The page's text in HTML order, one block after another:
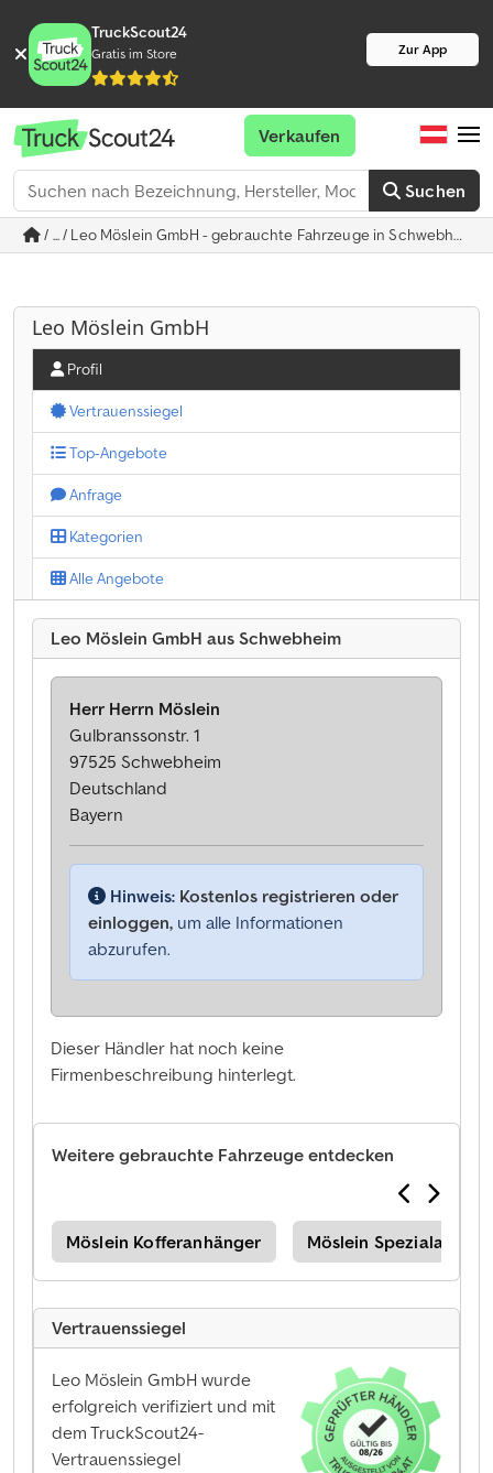
TruckScout24
Gratis im Store Zur App
Suchen
Verkaufen
/ ... / Leo Möslein GmbH - gebrauchte Fahrzeuge in Schwebheim
Leo Möslein GmbH
Profil
Vertrauenssiegel
Top-Angebote
Anfrage
Kategorien
Alle Angebote
Leo Möslein GmbH aus Schwebheim
Dieser Händler hat noch keine
Firmenbeschreibung hinterlegt.
Herr Herrn Möslein
Gulbranssonstr. 1
97525 Schwebheim
Deutschland
Bayern
Hinweis: Kostenlos registrieren oder
einloggen, um alle Informationen
abzurufen.
Weitere gebrauchte Fahrzeuge entdecken
Möslein Kofferanhänger Möslein
Vertrauenssiegel
Leo Möslein GmbH wurde
erfolgreich verifiziert und mit
dem TruckScout24-
Vertrauenssiegel